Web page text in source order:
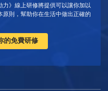
力》線上研修將提供可以讓你加以
原則，幫助你在生活中做出正確的
的免費研修